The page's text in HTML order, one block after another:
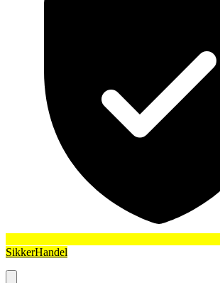
SikkerHandel